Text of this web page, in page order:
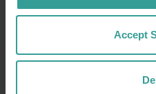
Accept
验公路自驾的浪漫。你
阳光最充足的首府城
斯 (Perth) 开始。这座